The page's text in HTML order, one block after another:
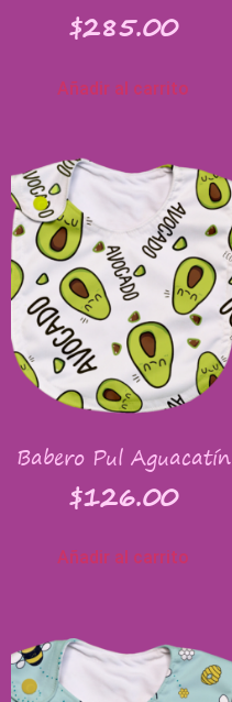
$285.00
Añadir al carrito
Babero Pul Aguacatín
$126.00
Añadir al carrito